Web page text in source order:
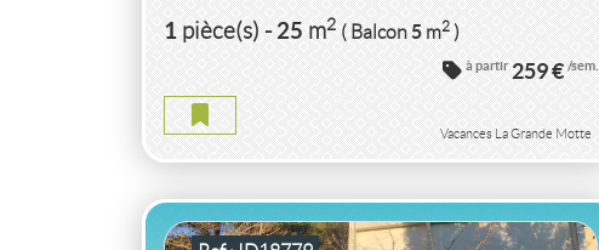
1pièce(s)-25m2 ( Balcon5m2)
à partir259 €/sem.
Vacances La Grande Motte
VACANCES MAISONHERAULT
MAISON HERAULT
6pièce(s)-150m2 ( Jardin400m2)